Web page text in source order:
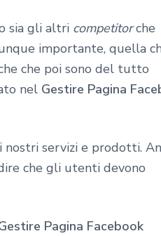
sia gli altri competitorche
importante, quella
che poi sono del tutto
nel Gestire Pagina
servizi e prodotti.
che gli utenti devono
Pagina Facebook